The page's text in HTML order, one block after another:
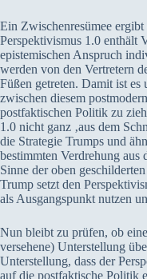
Ein Zwischenresümee
Perspektivismus 1.0 enthält
epistemischen Anspruch
werden von den Vertretern
Füßen getreten. Damit ist
zwischen diesem
postfaktischen Politik zu
1.0 nicht ganz ‚aus dem
die Strategie Trumps und
bestimmten Verdrehung aus
Sinne der oben
Trump setzt den
als Ausgangspunkt nutzen
Nun bleibt zu prüfen, ob
versehene) Unterstellung
Unterstellung, dass der
auf die postfaktische Politik